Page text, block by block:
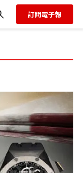
訂閱電子報